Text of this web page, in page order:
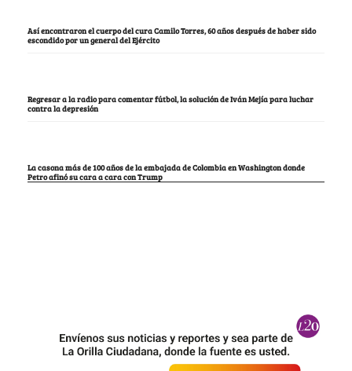
Así encontraron el cuerpo del cura Camilo Torres, 60 años después de haber sido
escondido por un general del Ejército
Regresar a la radio para comentar fútbol, la solución de Iván Mejía para luchar
contra la depresión
La casona más de 100 años de la embajada de Colombia en Washington donde
Petro afinó su cara a cara con Trump